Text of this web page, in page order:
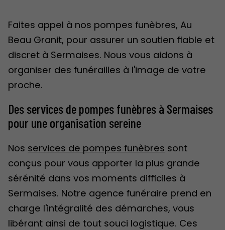
Faites appel à nos pompes funèbres, Au
Beau Granit, pour assurer un soutien fiable et
discret à Sermaises. Nous vous aidons à
organiser des funérailles à l'image de votre
proche.
Des services de pompes funèbres à Sermaises
pour une organisation sereine
Nos services de pompes funèbres sont
conçus pour vous apporter la plus grande
sérénité dans vos moments difficiles à
Sermaises. Notre agence funéraire prend en
charge l'intégralité des démarches, vous
libérant ainsi de tout souci logistique. Ces